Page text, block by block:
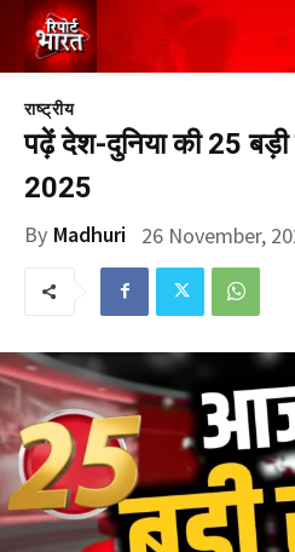
राष्ट्रीय
पढ़ें देश-दुनिया की 25
2025
By Madhuri 26 November,